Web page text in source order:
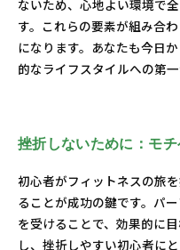
ないため、心地よい環境で
す。これらの要素が組み合
になります。あなたも今日
的なライフスタイルへの第
挫折しないために：モ
初心者がフィットネスの旅
ることが成功の鍵です。パ
を受けることで、効果的に
し、挫折しやすい初心者に